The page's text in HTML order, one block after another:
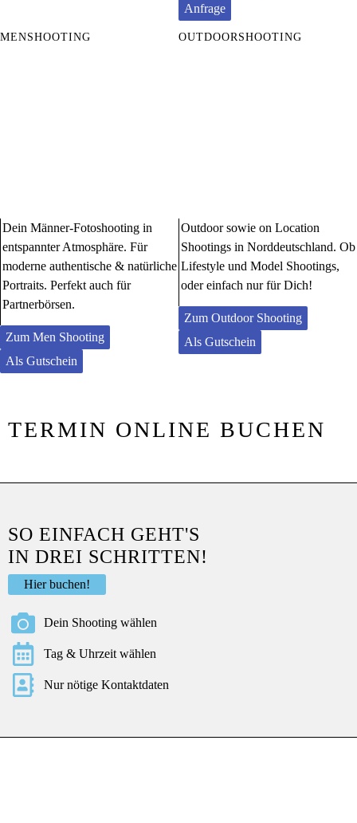
Anfrage
MENSHOOTING
Dein Männer-Fotoshooting in
entspannter Atmosphäre. Für
moderne authentische & natürliche
Portraits. Perfekt auch für
Partnerbörsen.
Zum Men Shooting
Als Gutschein
OUTDOORSHOOTING
Outdoor sowie on Location
Shootings in Norddeutschland. Ob
Lifestyle und Model Shootings,
oder einfach nur für Dich!
Zum Outdoor Shooting
Als Gutschein
TERMIN ONLINE BUCHEN
SO EINFACH GEHT'S
IN DREI SCHRITTEN!
Hier buchen!
Dein Shooting wählen
Tag & Uhrzeit wählen
Nur nötige Kontaktdaten